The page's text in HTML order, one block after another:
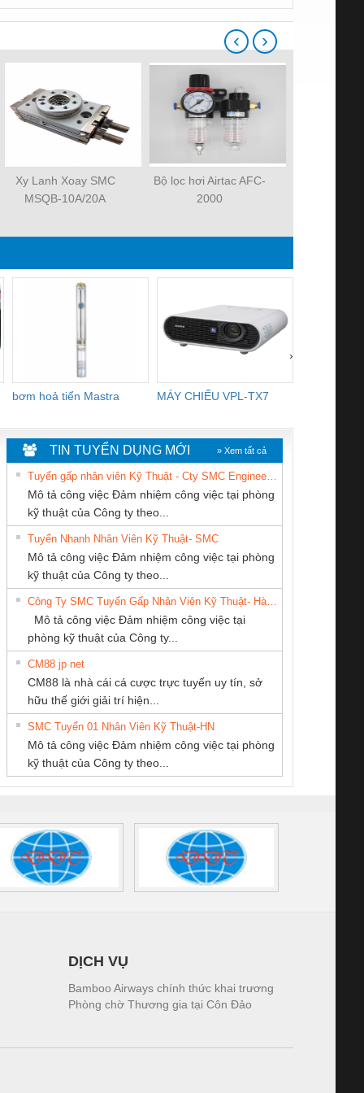
Xy Lanh Xoay SMC
MSQB-10A/20A
Bộ lọc hơi Airtac AFC-
2000
‹ ›
bơm hoả tiển Mastra MÁY CHIẾU VPL-TX7
›
An Toàn
Contact
– PSR-
SCP-
FSP/2X1/1X2
sát chuỗi
tấm pin
16I+
(2502520000)
Bộ giám sát chuỗi
tấm pin
TRANSCLINIC 16I+
1K5 L (2433950000)
Bộ giám sát dòng
TRANSCLINIC 16I+
(2008130000)
Bộ chỉnh lưu nguồn
điện TRANSCLINIC
BKE 1K5.4
(7791400879)2. Giá
Nẹp nhôm chống
trơn Đà Nẵng
Dong Cang
LTD
CÔNG TY TNHH
KINH DOANH
DỊCH VỤ XNK
PHƯƠNG NAM
Công ty TNHH
Ba Miền
TY CỔ
DÂY VÀ
ĐIỆN
ĐÌNH
THIẾT BỊ CÔNG
NGHIỆP NIHON
SETSUBI VIỆT
NAM
THƯƠNG MẠI
GIA HƯNG PHÁT
TIN TUYỂN DỤNG MỚI » Xem tất cả
Mô tả công việc Đảm nhiệm công việc tại phòng
kỹ thuật của Công ty theo...
Tuyển Nhanh Nhân Viên Kỹ Thuật- SMC
Mô tả công việc Đảm nhiệm công việc tại phòng
kỹ thuật của Công ty theo...
Mô tả công việc Đảm nhiệm công việc tại
phòng kỹ thuật của Công ty...
CM88 jp net
CM88 là nhà cái cá cược trực tuyến uy tín, sở
hữu thế giới giải trí hiện...
SMC Tuyển 01 Nhân Viên Kỹ Thuật-HN
Mô tả công việc Đảm nhiệm công việc tại phòng
kỹ thuật của Công ty theo...
DỊCH VỤ
Bamboo Airways chính thức khai trương
Phòng chờ Thương gia tại Côn Đảo